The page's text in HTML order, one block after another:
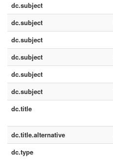
dc.subject
dc.subject
dc.subject
dc.subject
dc.subject
dc.subject
dc.title
dc.title.alternative
dc.type